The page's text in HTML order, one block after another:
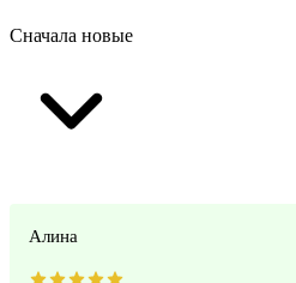
Сначала новые
Алина